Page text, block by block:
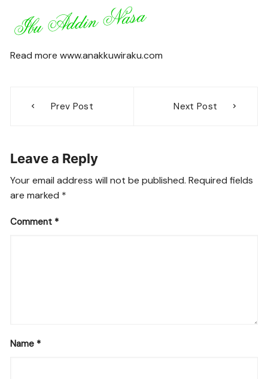
Read more www.anakkuwiraku.com
navigation
Prev Post Next Post
Leave a Reply
Your email address will not be published. Required fields
are marked *
Comment *
Name *